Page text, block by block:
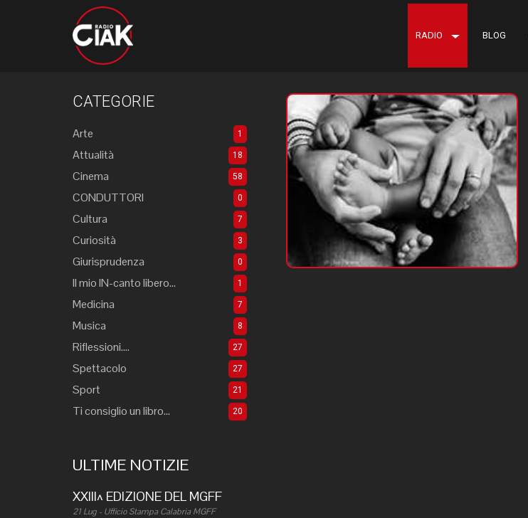
RADIO BLOG
CATEGORIE
Arte 1
Attualità 18
Cinema 58
CONDUTTORI 0
Cultura 7
Curiosità 3
Giurisprudenza 0
Il mio IN-canto libero... 1
Medicina 7
Musica 8
Riflessioni.... 27
Spettacolo 27
Sport 21
Ti consiglio un libro... 20
ULTIME NOTIZIE
XXIII^ EDIZIONE DEL MGFF
21 Lug - Ufficio Stampa Calabria MGFF